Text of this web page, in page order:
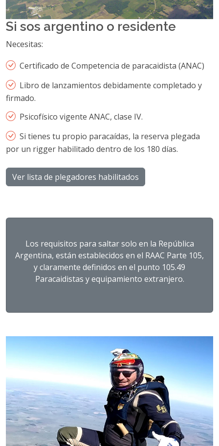
Si sos argentino o residente
Necesitas:
Certificado de Competencia de paracaidista (ANAC)
Libro de lanzamientos debidamente completado y
firmado.
Psicofísico vigente ANAC, clase IV.
Si tienes tu propio paracaídas, la reserva plegada
por un rigger habilitado dentro de los 180 días.
Ver lista de plegadores habilitados
Los requisitos para saltar solo en la República
Argentina, están establecidos en el RAAC Parte 105,
y claramente definidos en el punto 105.49
Paracaidistas y equipamiento extranjero.